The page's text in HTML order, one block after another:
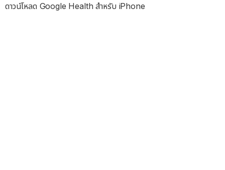
ดาวน์โหลด Google Health สำหรับ iPhone